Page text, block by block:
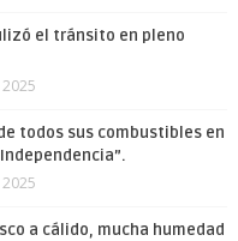
el tránsito en pleno
todos sus combustibles en
a cálido, mucha humedad